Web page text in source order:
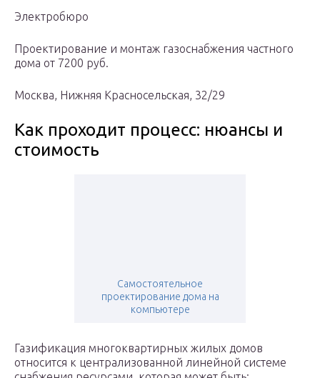
Электробюро
Проектирование и монтаж газоснабжения частного
дома от 7200 руб.
Москва, Нижняя Красносельская, 32/29
Как проходит процесс: нюансы и
стоимость
Самостоятельное
проектирование дома на
компьютере
Газификация многоквартирных жилых домов
относится к централизованной линейной системе